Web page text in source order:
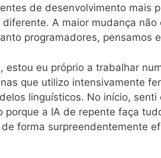
de desenvolvimento mais
A maior mudança não
programadores, pensamos
estou eu próprio a trabalhar
que utilizo intensivamente
linguísticos. No início,
a IA de repente faça
forma surpreendentemente